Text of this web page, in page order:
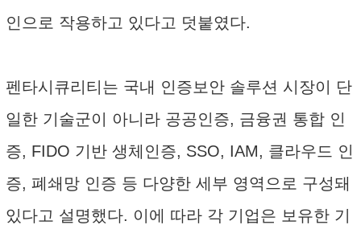
인으로 작용하고 있다고 덧붙였다.
펜타시큐리티는 국내 인증보안 솔루션 시장이 단
일한 기술군이 아니라 공공인증, 금융권 통합 인
증, FIDO 기반 생체인증, SSO, IAM, 클라우드 인
증, 폐쇄망 인증 등 다양한 세부 영역으로 구성돼
있다고 설명했다. 이에 따라 각 기업은 보유한 기